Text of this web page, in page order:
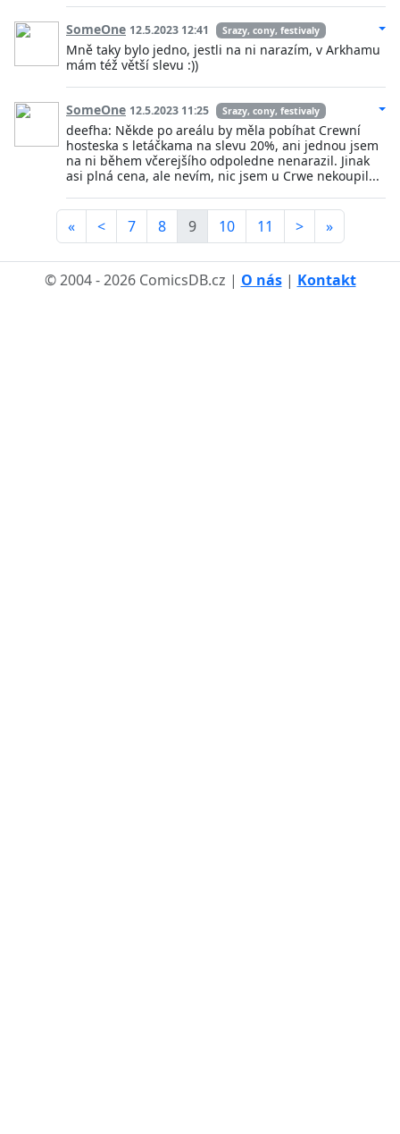
SomeOne 12.5.2023 12:41 Srazy, cony, festivaly
Mně taky bylo jedno, jestli na ni narazím, v Arkhamu
mám též větší slevu :))
SomeOne 12.5.2023 11:25 Srazy, cony, festivaly
deefha: Někde po areálu by měla pobíhat Crewní
hosteska s letáčkama na slevu 20%, ani jednou jsem
na ni během včerejšího odpoledne nenarazil. Jinak
asi plná cena, ale nevím, nic jsem u Crwe nekoupil...
« < 7 8 9 10 11 > »
© 2004 - 2026 ComicsDB.cz | O nás| Kontakt